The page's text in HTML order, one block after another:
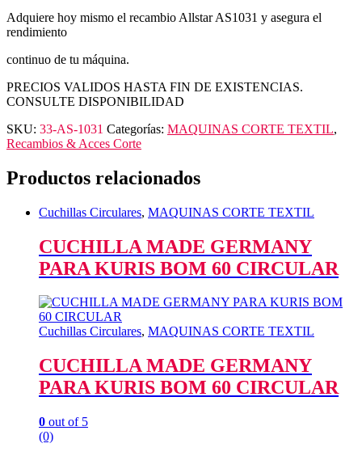
Adquiere hoy mismo el recambio Allstar AS1031 y asegura el
rendimiento
continuo de tu máquina.
PRECIOS VALIDOS HASTA FIN DE EXISTENCIAS.
CONSULTE DISPONIBILIDAD
SKU: 33-AS-1031 Categorías: MAQUINAS CORTE TEXTIL,
Recambios & Acces Corte
Productos relacionados
Cuchillas Circulares, MAQUINAS CORTE TEXTIL
CUCHILLA MADE GERMANY
PARA KURIS BOM 60 CIRCULAR
Cuchillas Circulares, MAQUINAS CORTE TEXTIL
CUCHILLA MADE GERMANY
PARA KURIS BOM 60 CIRCULAR
0 out of 5
(0)